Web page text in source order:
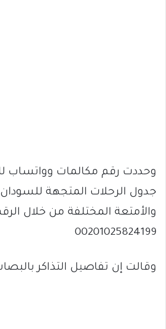
وحددت رقم مكالمات وواتساب
جدول الرحلات المتجهة
والأمتعة المختلفة من خلال
00201025824199
وقالت إن تفاصيل التذاكر